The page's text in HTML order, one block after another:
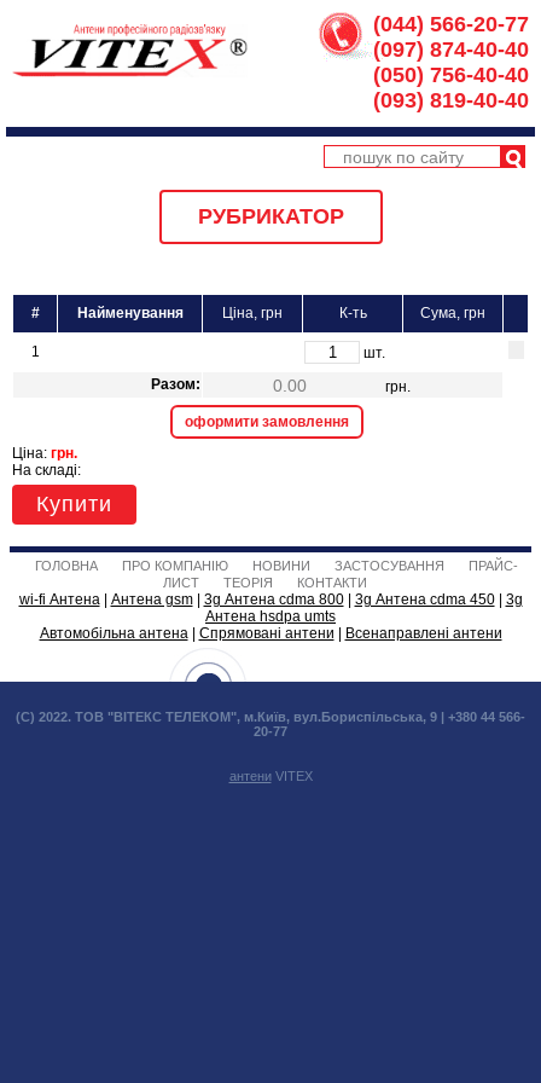
(044) 566-20-77
(097) 874-40-40
(050) 756-40-40
(093) 819-40-40
РУБРИКАТОР
# Найменування Ціна, грн К-ть Сума, грн
1
шт.
Разом:
грн.
оформити замовлення
Ціна: грн.
На складі:
Купити
ГОЛОВНА ПРО КОМПАНІЮ НОВИНИ ЗАСТОСУВАННЯ
ПРАЙС-
ЛИСТ
ТЕОРІЯ КОНТАКТИ
wi-fi Антена| Антена gsm| 3g Антена cdma 800| 3g Антена cdma 450| 3g
Антена hsdpa umts
Автомобільна антена| Спрямовані антени Всенаправлені антени
(С) 2022. ТОВ "ВІТЕКС ТЕЛЕКОМ", м.Київ, вул.Бориспільська, 9 | +380 44 566-
20-77
антени VITEX